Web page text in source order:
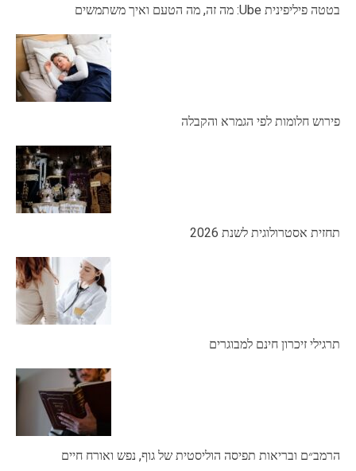
בטטה פיליפינית Ube: מה זה, מה הטעם ואיך משתמשים
פירוש חלומות לפי הגמרא והקבלה
תחזית אסטרולוגית לשנת 2026
תרגילי זיכרון חינם למבוגרים
הרמב״ם ובריאות תפיסה הוליסטית של גוף, נפש ואורח חיים